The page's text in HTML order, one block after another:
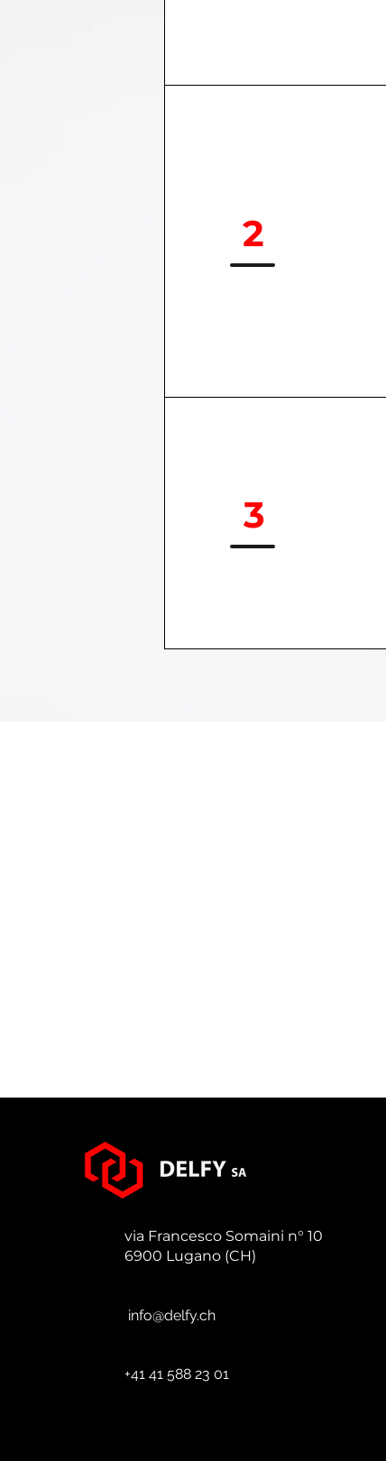
2
3
via Francesco Somaini n° 10
6900 Lugano (CH)
info@delfy.ch
+41 41 588 23 01